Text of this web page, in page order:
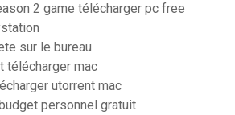
2 game télécharger pc free
sur le bureau
télécharger mac
utorrent mac
personnel gratuit